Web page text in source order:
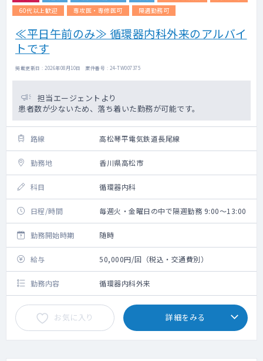
60代以上歓迎
専攻医・専修医可 隔週勤務可
≪平日午前のみ≫ 循環器内科外来のアルバイ
トです
掲載更新日 : 2026年08月10日 案件番号 : 24-TW007375
担当エージェントより
患者数が少ないため、落ち着いた勤務が可能です。
路線 高松琴平電気鉄道長尾線
勤務地 香川県高松市
科目 循環器内科
日程/時間 毎週火・金曜日の中で隔週勤務 9:00～13:00
勤務開始時期 随時
給与 50,000円/回（税込・交通費別）
勤務内容 循環器内科外来
お気に入り 詳細をみる